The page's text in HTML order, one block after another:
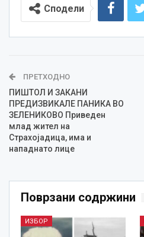
Сподели
ПРЕТХОДНО
ПИШТОЛ И ЗАКАНИ
ПРЕДИЗВИКАЛЕ ПАНИКА ВО
ЗЕЛЕНИКОВО Приведен
млад жител на
Страхојадица, има и
нападнато лице
Поврзани содржини
ИЗБОР